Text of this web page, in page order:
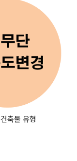
축물 유형